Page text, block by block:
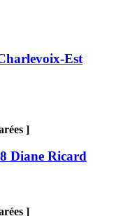
Est
]
Diane Ricard
]